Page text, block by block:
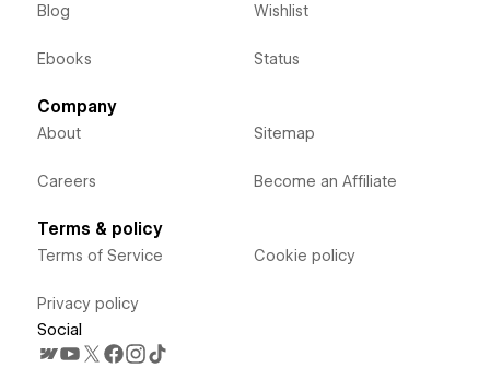
Blog
Ebooks
Wishlist
Status
Company
About
Careers
Sitemap
Become an Affiliate
Terms & policy
Terms of Service
Privacy policy
Cookie policy
Social